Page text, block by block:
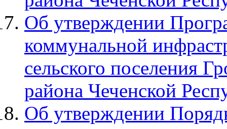
Об утверждении
коммунальной
сельского поселения
района Чеченской
Об утверждении